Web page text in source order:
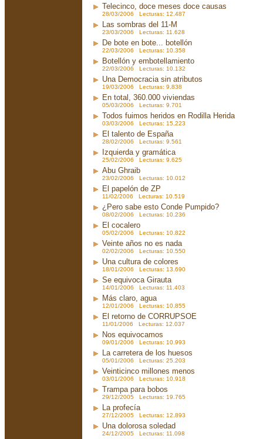
Telecinco, doce meses doce causas
28/03/2006 Lecturas: 12.487
Las sombras del 11-M
23/03/2006 Lecturas: 11.628
De bote en bote... botellón
22/03/2006 Lecturas: 10.358
Botellón y embotellamiento
22/03/2006 Lecturas: 10.132
Una Democracia sin atributos
19/03/2006 Lecturas: 9.838
En total, 360.000 viviendas
05/03/2006 Lecturas: 9.701
Todos fuimos heridos en Rodilla Herida
03/03/2006 Lecturas: 15.223
El talento de España
28/02/2006 Lecturas: 9.561
Izquierda y gramática
25/02/2006 Lecturas: 9.625
Abu Ghraib
23/02/2006 Lecturas: 10.012
El papelón de ZP
11/02/2006 Lecturas: 10.519
¿Pero sabe esto Conde Pumpido?
08/02/2006 Lecturas: 10.236
El cocalero
05/02/2006 Lecturas: 10.822
Veinte años no es nada
02/02/2006 Lecturas: 10.550
Una cultura de colores
18/01/2006 Lecturas: 13.690
Se equivoca Girauta
14/01/2006 Lecturas: 11.403
Más claro, agua
12/01/2006 Lecturas: 10.855
El retorno de CORRUPSOE
11/01/2006 Lecturas: 12.037
Nos equivocamos
09/01/2006 Lecturas: 10.993
La carretera de los huesos
05/01/2006 Lecturas: 25.203
Veinticinco millones menos
03/01/2006 Lecturas: 10.918
Trampa para bobos
29/12/2005 Lecturas: 19.765
La profecía
27/12/2005 Lecturas: 12.893
Una dolorosa soledad
24/12/2005 Lecturas: 11.098